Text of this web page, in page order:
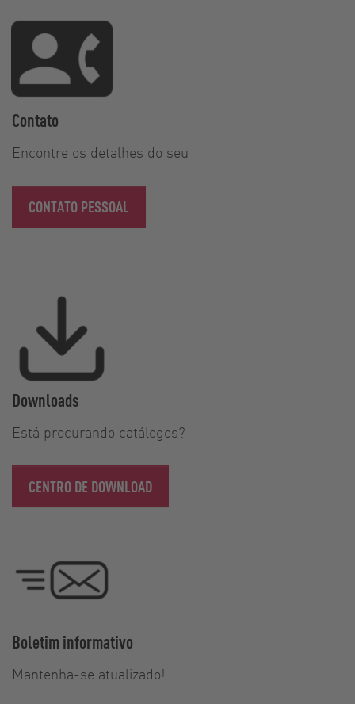
Contato
Encontre os detalhes do seu
CONTATO PESSOAL
Downloads
Está procurando catálogos?
CENTRO DE DOWNLOAD
Boletim informativo
Mantenha-se atualizado!